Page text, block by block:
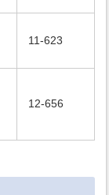
11-623
12-656